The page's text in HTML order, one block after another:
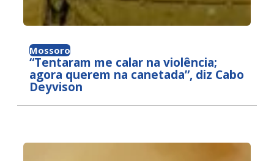
Mossoro
“Tentaram me calar na violência;
agora querem na canetada”, diz Cabo
Deyvison